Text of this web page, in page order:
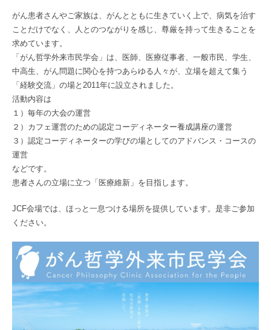
がん患者さんやご家族は、がんとともに生きていく上で、病気を治す
ことだけでなく、人とのつながりを感じ、尊厳を持って生きることを
求めています。
「がん哲学外来市民学会」は、医師、医療従事者、一般市民、学生、
中高生、がん問題に関心を持つあらゆる人々が、立場を超えて集う
「経験交流」の場と2011年に設立されました。
活動内容は
１）毎年の大会の運営
２）カフェ運営のための認定コーディネーター養成講座の運営
３）認定コーディネーターの学びの場としてのアドバンス・コースの
運営
などです。
患者さんの立場に立つ「医療維新」を目指します。
JCF会場では、ほっと一息つける場所を提供しています。是非ご参加
ください。